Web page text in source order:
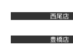
西尾店
豊橋店